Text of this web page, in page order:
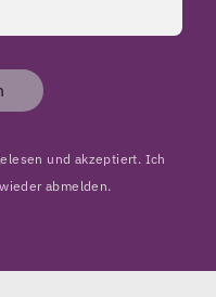
und akzeptiert. Ich
abmelden.